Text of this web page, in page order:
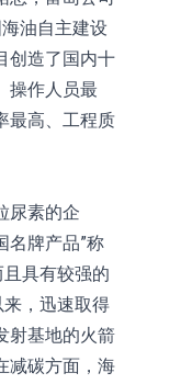
油自主建设
创造了国内十
操作人员最
最高、工程质
尿素的企
名牌产品”称
且具有较强的
来，迅速取得
射基地的火箭
减碳方面，海